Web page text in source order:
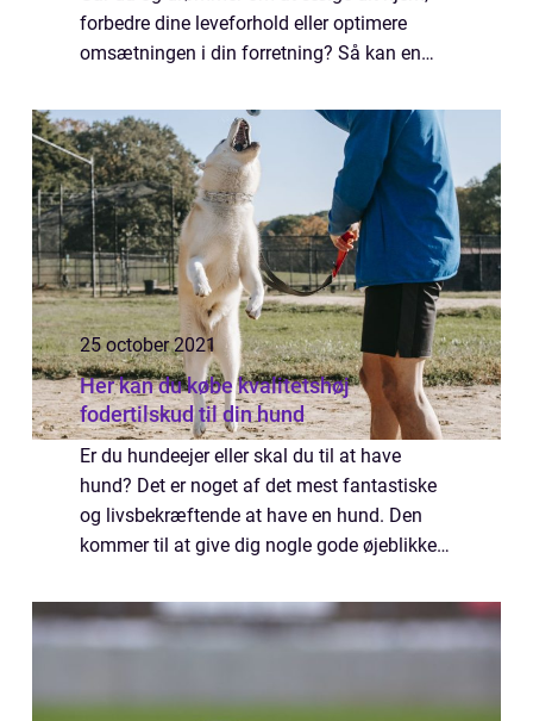
forbedre dine leveforhold eller optimere
omsætningen i din forretning? Så kan en
en ideel løsning for dig. Som med så meg...
25 october 2021
Her kan du købe kvalitetshøj
fodertilskud til din hund
Er du hundeejer eller skal du til at have
hund? Det er noget af det mest fantastiske
og livsbekræftende at have en hund. Den
kommer til at give dig nogle gode øjeblikke
også komme til at op...